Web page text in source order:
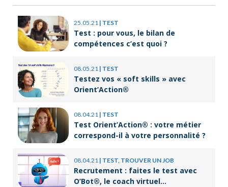
25.05.21 | TEST
Test : pour vous, le bilan de
compétences c’est quoi ?
08.05.21 | TEST
Testez vos « soft skills » avec
Orient’Action®
08.04.21 | TEST
Test Orient’Action® : votre métier
correspond-il à votre personnalité ?
08.04.21 | TEST, TROUVER UN JOB
Recrutement : faites le test avec
O’Bot®, le coach virtuel